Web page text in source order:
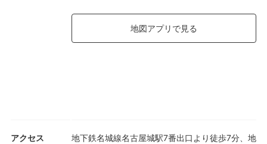
地図アプリで見る
アクセス
地下鉄名城線名古屋城駅7番出口より徒歩7分、地